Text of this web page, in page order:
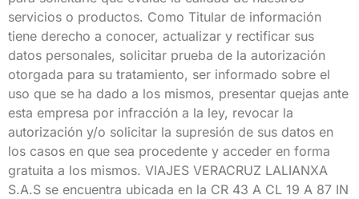
servicios o productos. Como Titular de información
tiene derecho a conocer, actualizar y rectificar sus
datos personales, solicitar prueba de la autorización
otorgada para su tratamiento, ser informado sobre el
uso que se ha dado a los mismos, presentar quejas ante
esta empresa por infracción a la ley, revocar la
autorización y/o solicitar la supresión de sus datos en
los casos en que sea procedente y acceder en forma
gratuita a los mismos. VIAJES VERACRUZ LALIANXA
S.A.S se encuentra ubicada en la CR 43 A CL 19 A 87 IN